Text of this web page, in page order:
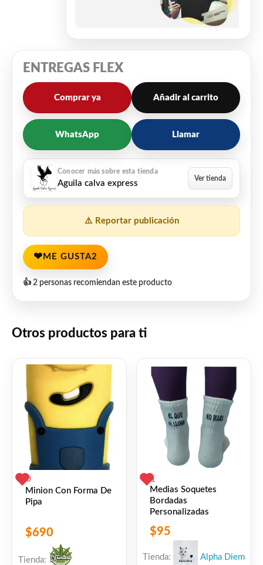
ENTREGAS FLEX
Comprar ya Añadir al carrito
WhatsApp Llamar
Aguila calva express
⚠️ Reportar publicación
❤ ME GUSTA2
👍 2 personas recomiendan este producto
Otros productos para ti
0
Minion Con Forma De
Pipa
$690
Tienda:
1
Medias Soquetes
Bordadas
Personalizadas
$95
Tienda: Alpha Diem